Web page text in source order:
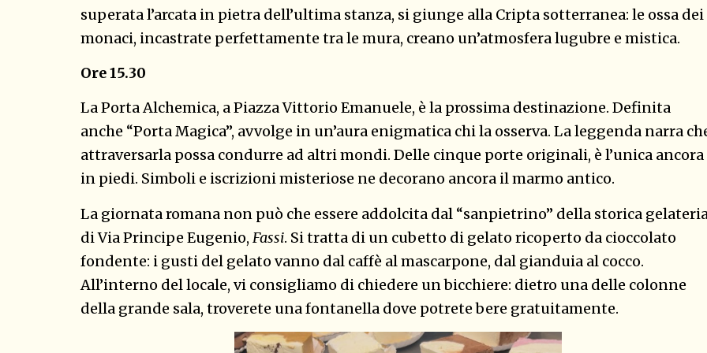
superata l’arcata in pietra dell’ultima stanza, si giunge alla Cripta sotterranea: le ossa dei
monaci, incastrate perfettamente tra le mura, creano un’atmosfera lugubre e mistica.
Ore 15.30
La Porta Alchemica, a Piazza Vittorio Emanuele, è la prossima destinazione. Definita
anche “Porta Magica”, avvolge in un’aura enigmatica chi la osserva. La leggenda narra
attraversarla possa condurre ad altri mondi. Delle cinque porte originali, è l’unica ancora
in piedi. Simboli e iscrizioni misteriose ne decorano ancora il marmo antico.
La giornata romana non può che essere addolcita dal “sanpietrino” della storica
di Via Principe Eugenio, Fassi. Si tratta di un cubetto di gelato ricoperto da cioccolato
fondente: i gusti del gelato vanno dal caffè al mascarpone, dal gianduia al cocco.
All’interno del locale, vi consigliamo di chiedere un bicchiere: dietro una delle colonne
della grande sala, troverete una fontanella dove potrete bere gratuitamente.